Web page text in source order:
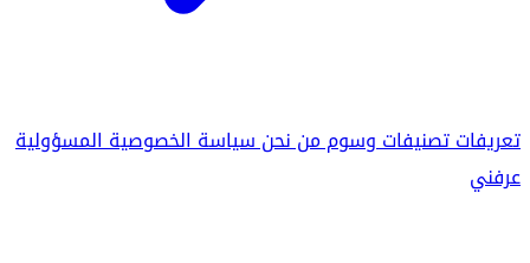
تعريفاتتصنيفاتوسوممن نحنسياسة الخصوصيةالمسؤولية
عرفني